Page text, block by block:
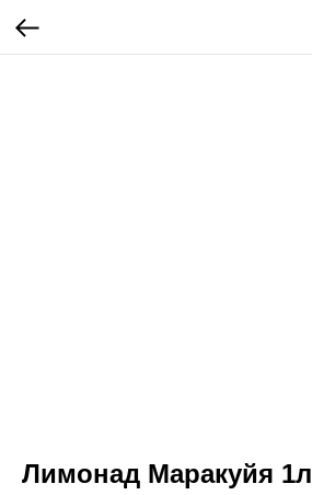
Лимонад Маракуйя 1л